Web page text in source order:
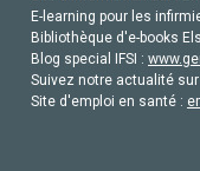
E-learning pour les
Bibliothèque d'e-books
Blog special IFSI :
Suivez notre actualité
Site d'emploi en santé :